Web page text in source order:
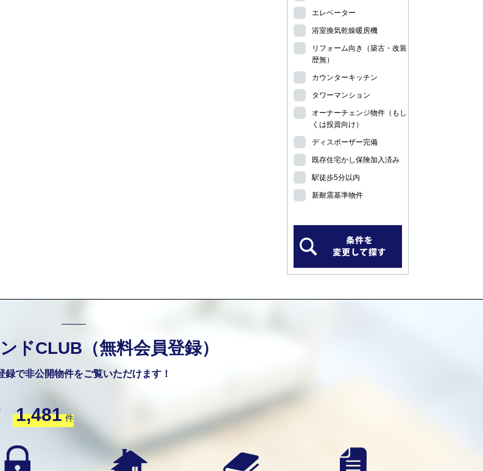
エレベーター
浴室換気乾燥暖房機
リフォーム向き（築古・改装
歴無）
カウンターキッチン
タワーマンション
オーナーチェンジ物件（もし
くは投資向け）
ディスポーザー完備
既存住宅かし保険加入済み
駅徒歩5分以内
新耐震基準物件
ドCLUB（無料会員登録）
録で非公開物件をご覧いただけます！
1,481 件